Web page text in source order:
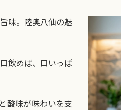
味。陸奥八仙の魅
飲めば、口いっぱ
酸味が味わいを支